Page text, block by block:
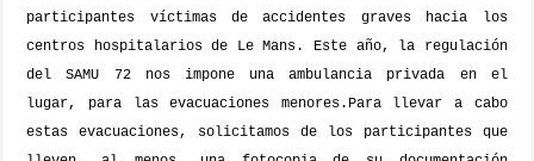
participantes víctimas de accidentes graves hacia los
centros hospitalarios de Le Mans. Este año, la regulación
del SAMU 72 nos impone una ambulancia privada en el
lugar, para las evacuaciones menores. Para llevar a cabo
estas evacuaciones, solicitamos de los participantes que